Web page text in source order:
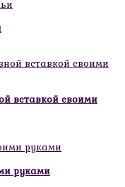
вставкой своими
руками